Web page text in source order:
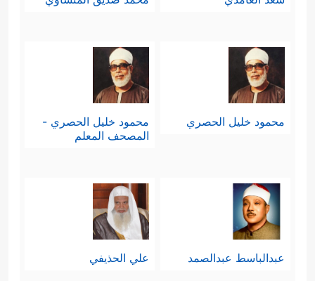
محمود خليل الحصري
محمود خليل الحصري -
المصحف المعلم
عبدالباسط عبدالصمد علي الحذيفي